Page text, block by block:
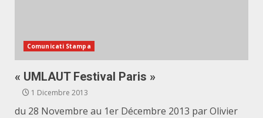
Comunicati Stampa
« UMLAUT Festival Paris »
1 Dicembre 2013
du 28 Novembre au 1er Décembre 2013 par Olivier